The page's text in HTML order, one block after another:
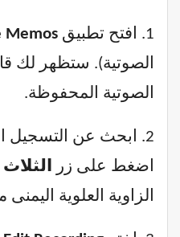
1. افتح تطبيق Memos
الصوتية). ستظهر لك
الصوتية المحفوظة.
2. ابحث عن التسجيل
اضغط على زر
الزاوية العلوية